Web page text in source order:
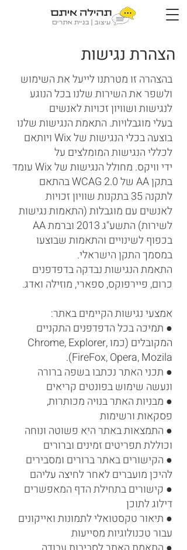
הצהרת נגישות
בהצהרה זו מטרתנו לייעל את השימוש
ולשפר את השירות שלנו בכל הנוגע
לנגישות ושוויון זכויות לאנשים
בעלי מוגבלויות. התאמת הנגישות שלנו
בוצעה בכלי הנגישות של Wix ויותאם
לכללי הנגישות המומלצים על
ידי וויקס. מחולל הנגישות של Wix עומד
בתקן AA של WCAG 2.0 בהתאם
לתקנה 35 בתקנות שוויון זכויות
לאנשים עם מוגבלות (התאמות נגישות
לשירות) התשע"ג 2013 וברמת AA
בכפוף לשינויים והתאמות שבוצעו
במסמך התקן הישראלי.
התאמת הנגישות נבדקה בדפדפנים
כרום, פיירפוקס, ספארי, מוזילה ואדג.
אמצעי נגישות הקיימים באתר:
● תמיכה בכל הדפדפנים התקניים
המקובלים (כמו Chrome, Explorer,
FireFox, Opera, Mozila).
● תכני האתר נכתבו בשפה ברורה
ונעשה שימוש בפונטים קריאים
● מבניות האתר בנויה מכותרות,
פסקאות ורשימות
● התמצאות באתר היא פשוטה ונוחה
וכוללת תפריטים זמינים וברורים
● הקישורים באתר ברורים ומסבירים
להיכן מועברים לאחר לחיצה עליהם
● קישורים בתחילת הדף המאפשרים
דילוג לתוכן
● תיאור טקסטואלי לתמונות ואייקונים
עבור טכנולוגיות מסייעות